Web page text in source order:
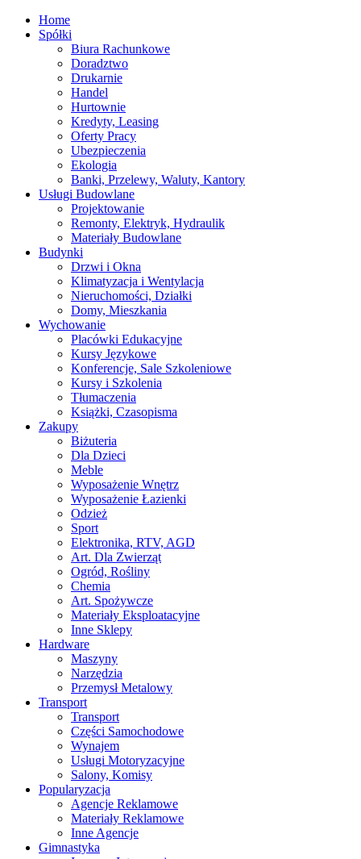
Home
Spółki
Biura Rachunkowe
Doradztwo
Drukarnie
Handel
Hurtownie
Kredyty, Leasing
Oferty Pracy
Ubezpieczenia
Ekologia
Banki, Przelewy, Waluty, Kantory
Usługi Budowlane
Projektowanie
Remonty, Elektryk, Hydraulik
Materiały Budowlane
Budynki
Drzwi i Okna
Klimatyzacja i Wentylacja
Nieruchomości, Działki
Domy, Mieszkania
Wychowanie
Placówki Edukacyjne
Kursy Językowe
Konferencje, Sale Szkoleniowe
Kursy i Szkolenia
Tłumaczenia
Książki, Czasopisma
Zakupy
Biżuteria
Dla Dzieci
Meble
Wyposażenie Wnętrz
Wyposażenie Łazienki
Odzież
Sport
Elektronika, RTV, AGD
Art. Dla Zwierząt
Ogród, Rośliny
Chemia
Art. Spożywcze
Materiały Eksploatacyjne
Inne Sklepy
Hardware
Maszyny
Narzędzia
Przemysł Metalowy
Transport
Transport
Części Samochodowe
Wynajem
Usługi Motoryzacyjne
Salony, Komisy
Popularyzacja
Agencje Reklamowe
Materiały Reklamowe
Inne Agencje
Gimnastyka